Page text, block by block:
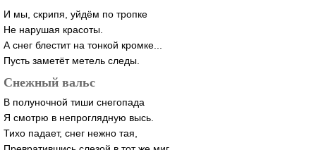
И мы, скрипя, уйдём по тропке
Не нарушая красоты.
А снег блестит на тонкой кромке...
Пусть заметёт метель следы.
Снежный вальс
В полуночной тиши снегопада
Я смотрю в непроглядную высь.
Тихо падает, снег нежно тая,